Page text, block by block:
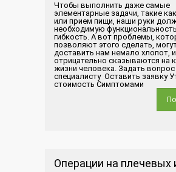
Чтобы выполнить даже самые
элементарные задачи, такие
или прием пищи, наши руки
необходимую
гибкость. А вот проблемы,
позволяют этого сделать,
доставить нам немало хлопот, и
отрицательно сказываются на
жизни человека. Задать вопрос
специалисту Оставить заявку
стоимость Симптомами
Операции на плечевых